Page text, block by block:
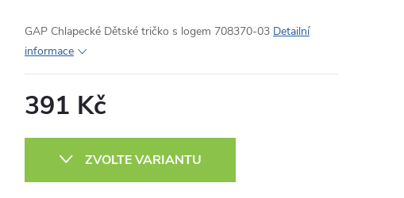
GAP Chlapecké Dětské tričko s logem 708370-03 Detailní
informace
391 Kč
ZVOLTE VARIANTU